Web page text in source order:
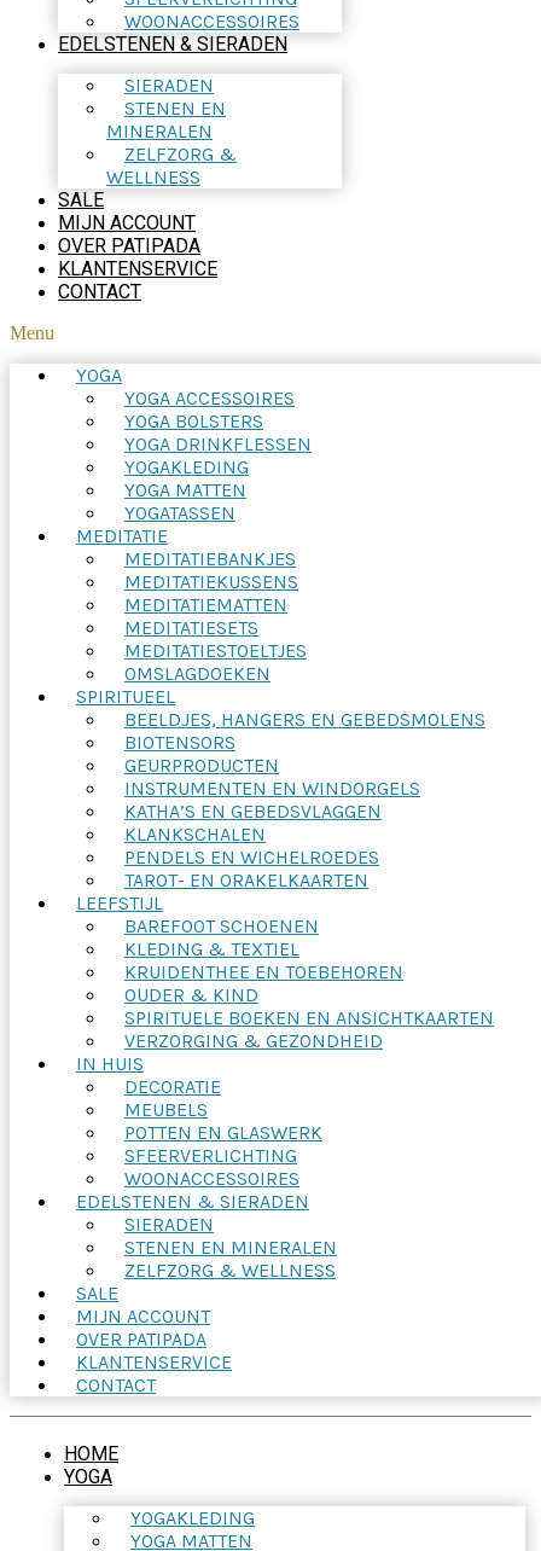
WOONACCESSOIRES
EDELSTENEN & SIERADEN
SIERADEN
STENEN EN
MINERALEN
ZELFZORG &
WELLNESS
SALE
MIJN ACCOUNT
OVER PATIPADA
KLANTENSERVICE
CONTACT
Menu
YOGA
YOGA ACCESSOIRES
YOGA BOLSTERS
YOGA DRINKFLESSEN
YOGAKLEDING
YOGA MATTEN
YOGATASSEN
MEDITATIE
MEDITATIEBANKJES
MEDITATIEKUSSENS
MEDITATIEMATTEN
MEDITATIESETS
MEDITATIESTOELTJES
OMSLAGDOEKEN
SPIRITUEEL
BEELDJES, HANGERS EN GEBEDSMOLENS
BIOTENSORS
GEURPRODUCTEN
INSTRUMENTEN EN WINDORGELS
KATHA’S EN GEBEDSVLAGGEN
KLANKSCHALEN
PENDELS EN WICHELROEDES
TAROT- EN ORAKELKAARTEN
LEEFSTIJL
BAREFOOT SCHOENEN
KLEDING & TEXTIEL
KRUIDENTHEE EN TOEBEHOREN
OUDER & KIND
SPIRITUELE BOEKEN EN ANSICHTKAARTEN
VERZORGING & GEZONDHEID
IN HUIS
DECORATIE
MEUBELS
POTTEN EN GLASWERK
SFEERVERLICHTING
WOONACCESSOIRES
EDELSTENEN & SIERADEN
SIERADEN
STENEN EN MINERALEN
ZELFZORG & WELLNESS
SALE
MIJN ACCOUNT
OVER PATIPADA
KLANTENSERVICE
CONTACT
HOME
YOGA
YOGAKLEDING
YOGA MATTEN